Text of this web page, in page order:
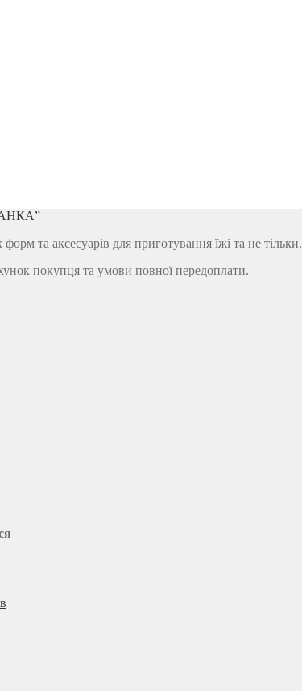
та аксесуарів для приготування їжі та не тільки.
покупця та умови повної передоплати.